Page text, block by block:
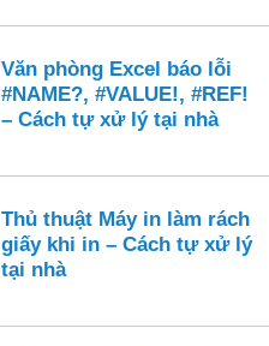
Văn phòng Excel báo lỗi
#NAME?, #VALUE!, #REF!
– Cách tự xử lý tại nhà
Thủ thuật Máy in làm rách
giấy khi in – Cách tự xử lý
tại nhà